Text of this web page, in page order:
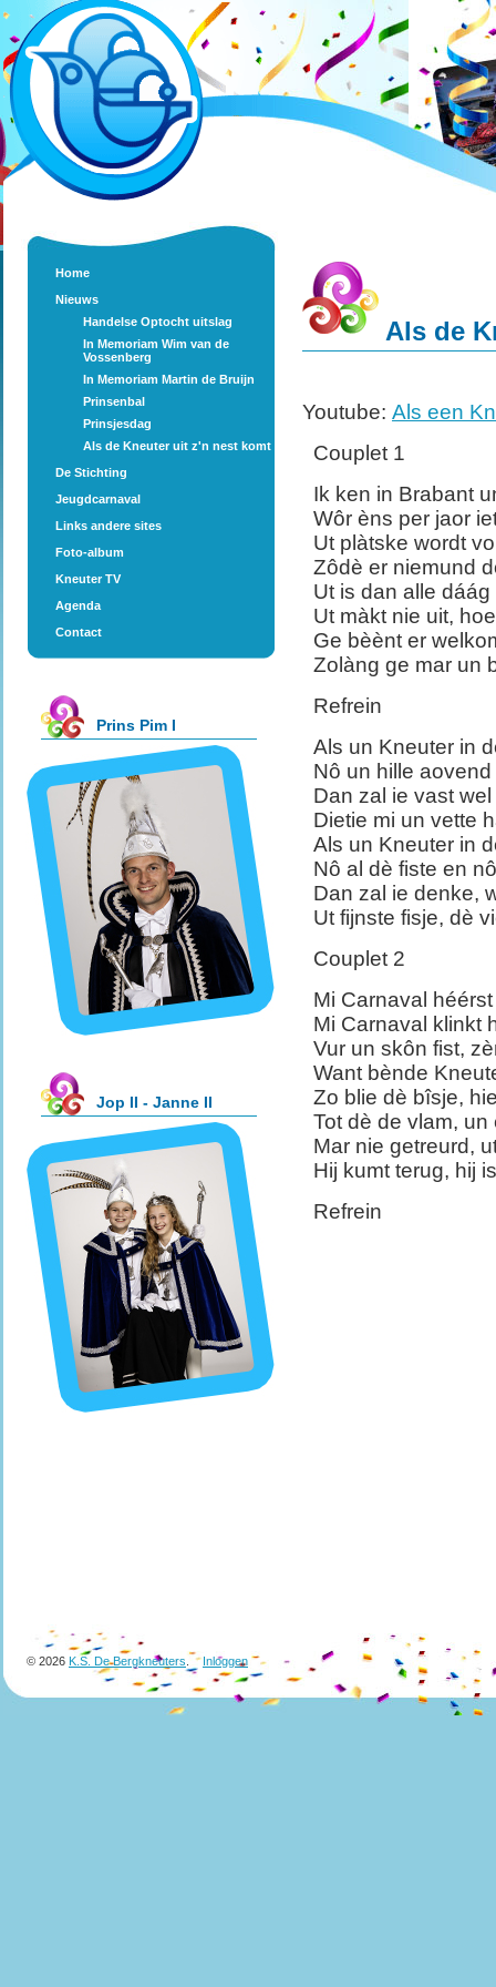
Home
Nieuws
Handelse Optocht uitslag
In Memoriam Wim van de
Vossenberg
In Memoriam Martin de Bruijn
Prinsenbal
Prinsjesdag
Als de Kneuter uit z'n nest komt
De Stichting
Jeugdcarnaval
Links andere sites
Foto-album
Kneuter TV
Agenda
Contact
Prins Pim I
Jop II - Janne II
Als de
Youtube: Als een
Couplet 1
Ik ken in Brabant
Wôr èns per jaor
Ut plàtske wordt
Zôdè er niemund
Ut is dan alle
Ut màkt nie uit,
Ge bèènt er
Zolàng ge mar un
Refrein
Als un Kneuter in
Nô un hille
Dan zal ie vast
Dietie mi un vette
Als un Kneuter in
Nô al dè fiste en
Dan zal ie denke,
Ut fijnste fisje, dè
Couplet 2
Mi Carnaval
Mi Carnaval klinkt
Vur un skôn fist,
Want bènde
Zo blie dè bîsje,
Tot dè de vlam,
Mar nie getreurd,
Hij kumt terug, hij
Refrein
© 2026 K.S. De Bergkneuters .Inloggen